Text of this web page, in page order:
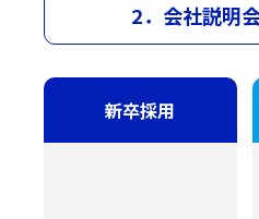
2．会社説明
新卒採用